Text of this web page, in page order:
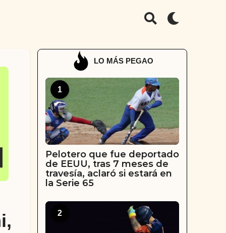
LO MÁS PEGAO
1
Pelotero que fue deportado
de EEUU, tras 7 meses de
travesía, aclaró si estará en
la Serie 65
2